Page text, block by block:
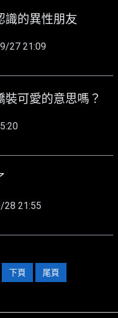
識的異性朋友
27 21:09
可愛的意思嗎？
28 21:55
下頁 尾頁